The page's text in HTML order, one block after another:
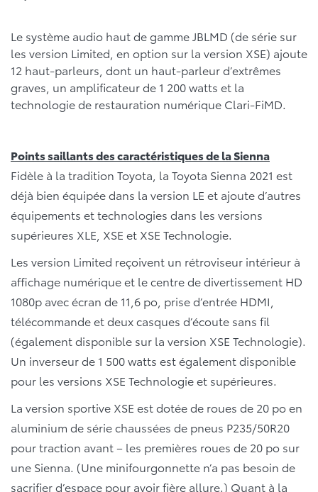
Le système audio haut de gamme JBLMD (de série sur
les version Limited, en option sur la version XSE) ajoute
12 haut-parleurs, dont un haut-parleur d’extrêmes
graves, un amplificateur de 1 200 watts et la
technologie de restauration numérique Clari-FiMD.
Points saillants des caractéristiques de la Sienna
Fidèle à la tradition Toyota, la Toyota Sienna 2021 est
déjà bien équipée dans la version LE et ajoute d’autres
équipements et technologies dans les versions
supérieures XLE, XSE et XSE Technologie.
Les version Limited reçoivent un rétroviseur intérieur à
affichage numérique et le centre de divertissement HD
1080p avec écran de 11,6 po, prise d’entrée HDMI,
télécommande et deux casques d’écoute sans fil
(également disponible sur la version XSE Technologie).
Un inverseur de 1 500 watts est également disponible
pour les versions XSE Technologie et supérieures.
La version sportive XSE est dotée de roues de 20 po en
aluminium de série chaussées de pneus P235/50R20
pour traction avant – les premières roues de 20 po sur
une Sienna. (Une minifourgonnette n’a pas besoin de
sacrifier d’espace pour avoir fière allure.) Quant à la